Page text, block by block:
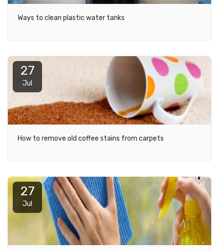
Ways to clean plastic water tanks
27
Jul
How to remove old coffee stains from carpets
27
Jul